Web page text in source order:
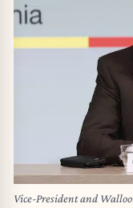
Vice-President and